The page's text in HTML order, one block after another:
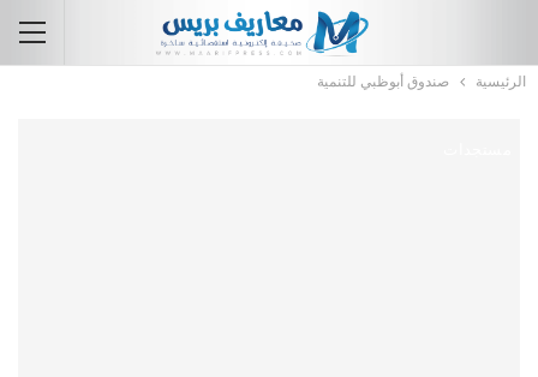
الرئيسية صندوق أبوظبي للتنمية